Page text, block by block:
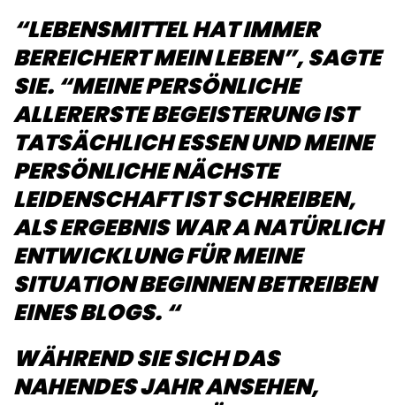
“LEBENSMITTEL HAT IMMER
BEREICHERT MEIN LEBEN”, SAGTE
SIE. “MEINE PERSÖNLICHE
ALLERERSTE BEGEISTERUNG IST
TATSÄCHLICH ESSEN UND MEINE
PERSÖNLICHE NÄCHSTE
LEIDENSCHAFT IST SCHREIBEN,
ALS ERGEBNIS WAR A NATÜRLICH
ENTWICKLUNG FÜR MEINE
SITUATION BEGINNEN BETREIBEN
EINES BLOGS. “
WÄHREND SIE SICH DAS
NAHENDES JAHR ANSEHEN,